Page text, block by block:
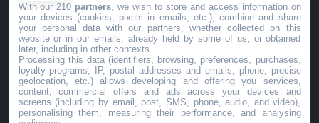
La vision
Acuité visuelle
Myosis / mydriase
Œdème oculaire
©GuideVue2024
With our 210 partners , we wish to store and access information on
your devices (cookies, pixels in emails, etc.), combine and share
your personal data with our partners, whether collected on this
website or in our emails, already held by some of us, or obtained
later, including in other contexts.
Processing this data (identifiers, browsing, preferences, purchases,
loyalty programs, IP, postal addresses and emails, phone, precise
geolocation, etc.) allows developing and offering you services,
content, commercial offers and ads across your devices and
screens (including by email, post, SMS, phone, audio, and video),
personalising them, measuring their performance, and analysing